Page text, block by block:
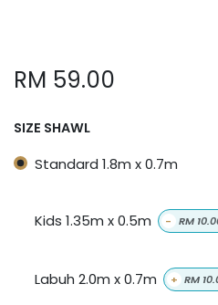
RM 59.00
SIZE SHAWL
Standard 1.8m x 0.7m
Kids 1.35m x 0.5m - RM
Labuh 2.0m x 0.7m + RM